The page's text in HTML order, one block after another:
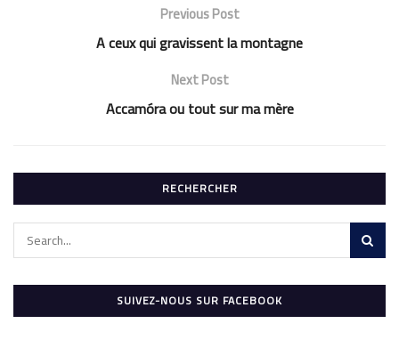
Previous Post
A ceux qui gravissent la montagne
Next Post
Accamóra ou tout sur ma mère
RECHERCHER
SUIVEZ-NOUS SUR FACEBOOK